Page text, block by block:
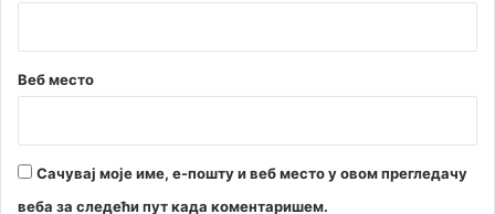
Веб место
Сачувај моје име, е-пошту и веб место у овом прегледачу
веба за следећи пут када коментаришем.